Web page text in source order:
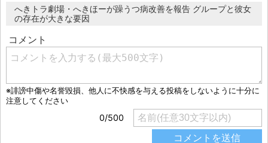
へきトラ劇場・へきほーが躁うつ病改善を報告 グループと彼女
の存在が大きな要因